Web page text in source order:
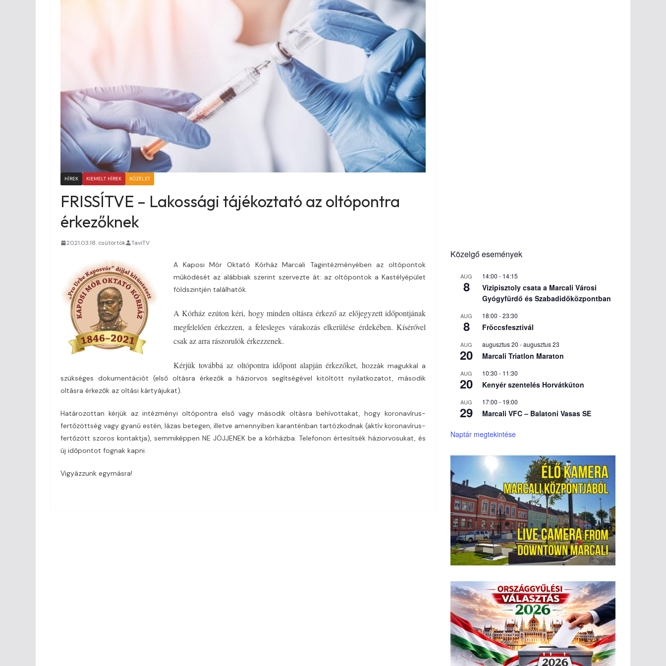
HÍREK KIEMELT HÍREK KÖZÉLET
FRISSÍTVE – Lakossági tájékoztató az oltópontra
érkezőknek
2021.03.18. csütörtök TaviTV
A Kaposi Mór Oktató Kórház Marcali Tagintézményében az oltópontok
működését az alábbiak szerint szervezte át: az oltópontok a Kastélyépület
földszintjén találhatók.
A Kórház ezúton kéri, hogy minden oltásra érkező az előjegyzett időpontjának
megfelelően érkezzen, a felesleges várakozás elkerülése érdekében. Kísérővel
csak az arra rászorulók érkezzenek.
Kérjük továbbá az oltópontra időpont alapján érkezőket, hozzák magukkal a
szükséges dokumentációt (első oltásra érkezők a háziorvos segítségével kitöltött nyilatkozatot, második
oltásra érkezők az oltási kártyájukat).
Határozottan kérjük az intézményi oltópontra első vagy második oltásra behívottakat, hogy koronavírus-
fertőzöttség vagy gyanú estén, lázas betegen, illetve amennyiben karanténban tartózkodnak (aktív koronavírus-
fertőzött szoros kontaktja), semmiképpen NE JÖJJENEK be a kórházba. Telefonon értesítsék háziorvosukat, és
új időpontot fognak kapni.
Vigyázzunk egymásra!
Közelgő események
AUG
8
14:00 - 14:15
Vizipisztoly csata a Marcali Városi
Gyógyfürdő és Szabadidőközpontban
AUG
8
18:00 -23:30
Fröccsfesztivál
AUG
20
augusztus 20 -augusztus 23
Marcali Triatlon Maraton
AUG
20
10:30 - 11:30
Kenyér szentelés Horvátkúton
AUG
29
17:00 - 19:00
Marcali VFC – Balatoni Vasas SE
Naptár megtekintése